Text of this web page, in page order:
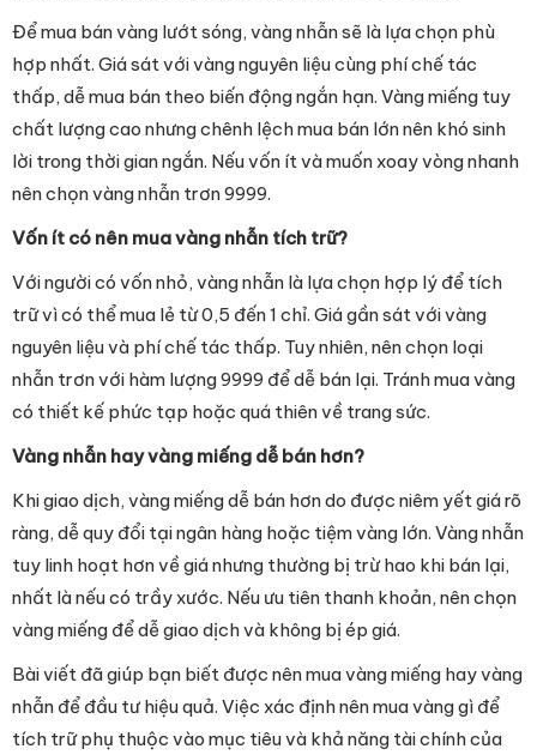
Để mua bán vàng lướt sóng, vàng nhẫn sẽ là lựa chọn phù
hợp nhất. Giá sát với vàng nguyên liệu cùng phí chế tác
thấp, dễ mua bán theo biến động ngắn hạn. Vàng miếng tuy
chất lượng cao nhưng chênh lệch mua bán lớn nên khó sinh
lời trong thời gian ngắn. Nếu vốn ít và muốn xoay vòng nhanh
nên chọn vàng nhẫn trơn 9999.
Vốn ít có nên mua vàng nhẫn tích trữ?
Với người có vốn nhỏ, vàng nhẫn là lựa chọn hợp lý để tích
trữ vì có thể mua lẻ từ 0,5 đến 1 chỉ. Giá gần sát với vàng
nguyên liệu và phí chế tác thấp. Tuy nhiên, nên chọn loại
nhẫn trơn với hàm lượng 9999 để dễ bán lại. Tránh mua vàng
có thiết kế phức tạp hoặc quá thiên về trang sức.
Vàng nhẫn hay vàng miếng dễ bán hơn?
Khi giao dịch, vàng miếng dễ bán hơn do được niêm yết giá rõ
ràng, dễ quy đổi tại ngân hàng hoặc tiệm vàng lớn. Vàng nhẫn
tuy linh hoạt hơn về giá nhưng thường bị trừ hao khi bán lại,
nhất là nếu có trầy xước. Nếu ưu tiên thanh khoản, nên chọn
vàng miếng để dễ giao dịch và không bị ép giá.
Bài viết đã giúp bạn biết được nên mua vàng miếng hay vàng
nhẫn để đầu tư hiệu quả. Việc xác định nên mua vàng gì để
tích trữ phụ thuộc vào mục tiêu và khả năng tài chính của